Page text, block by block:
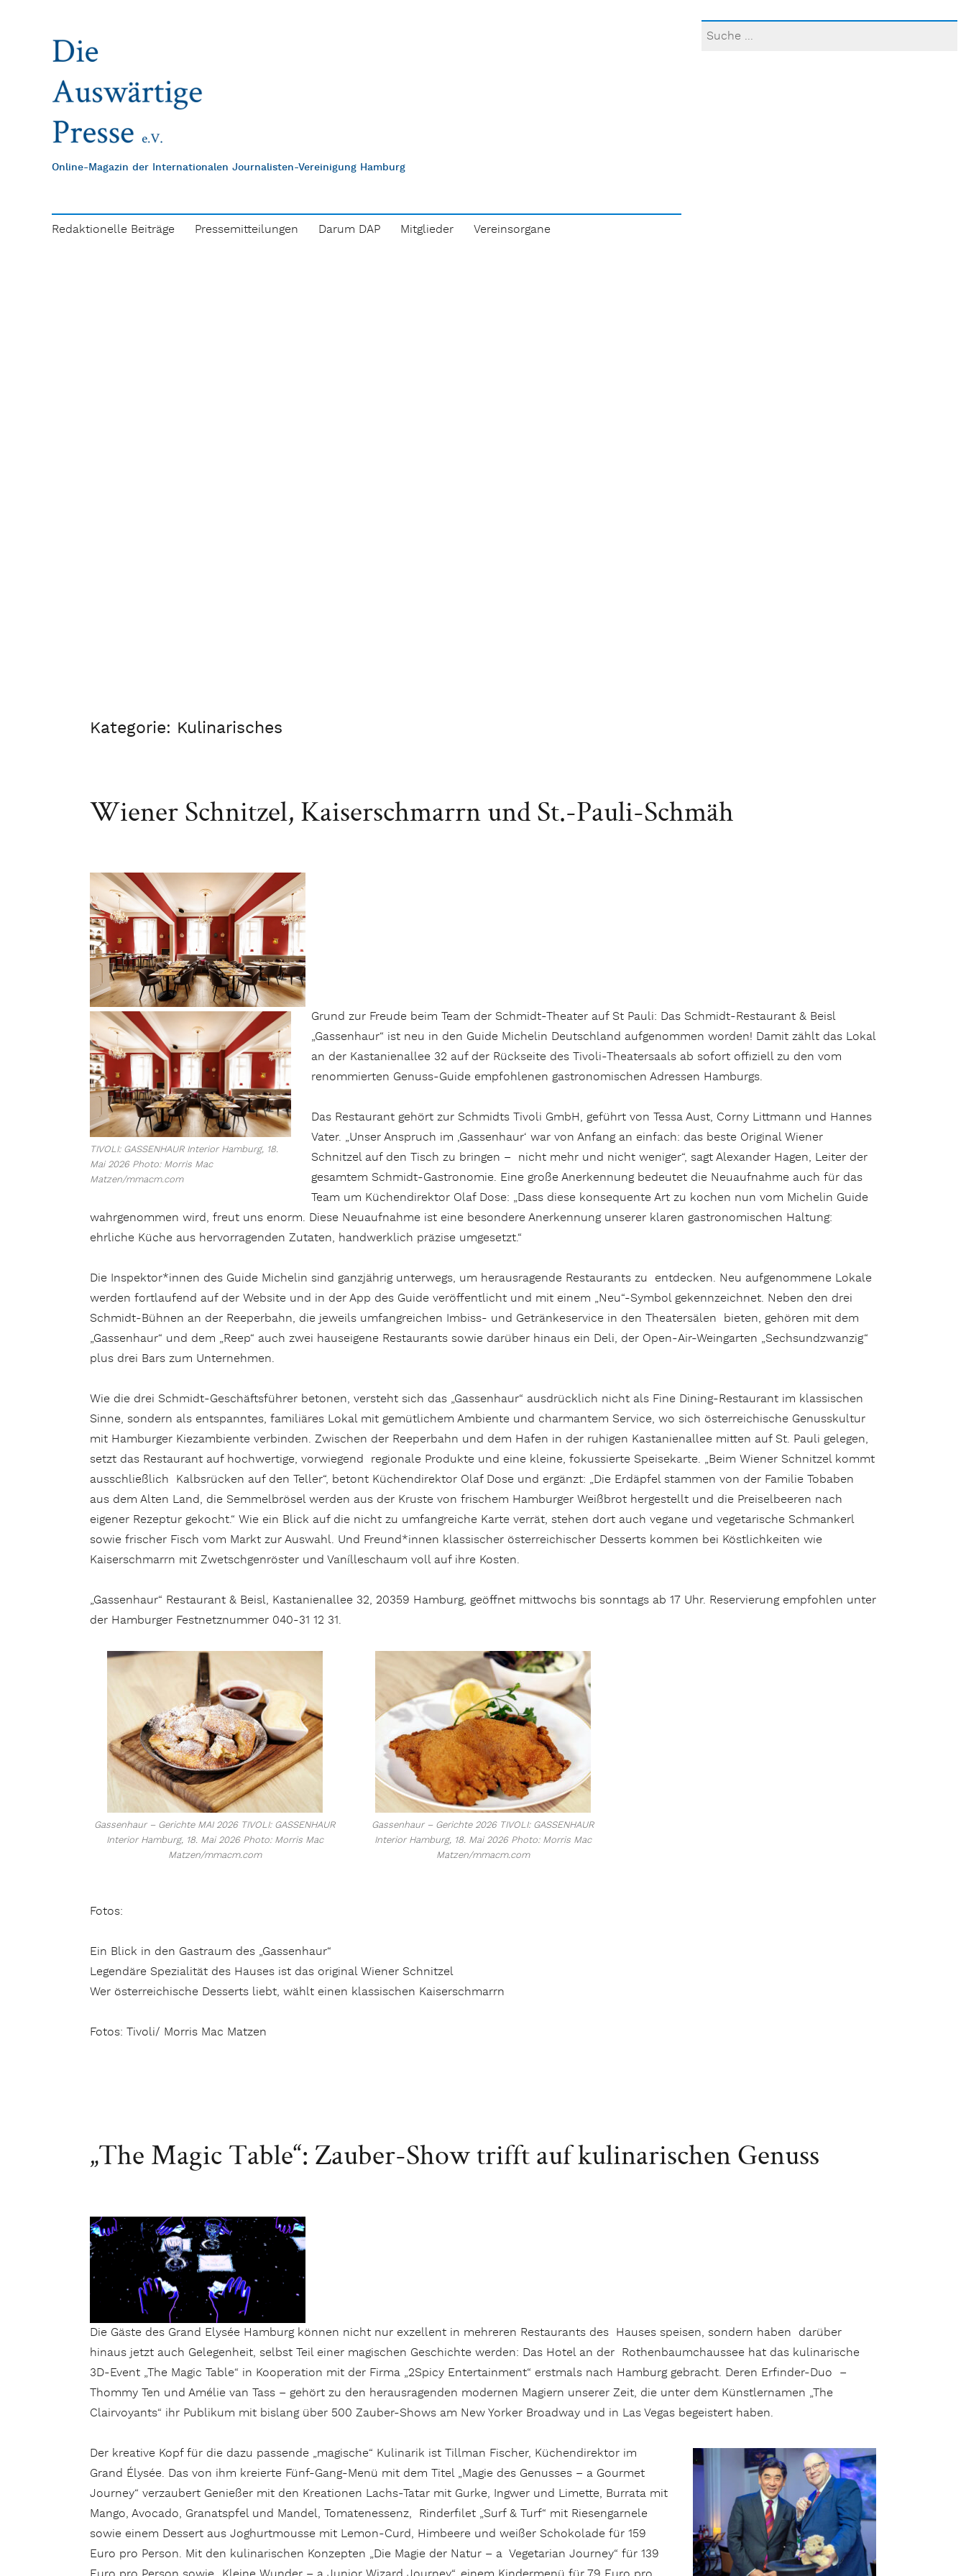
Online-Magazin der Internationalen Journalisten-Vereinigung Hamburg
Redaktionelle Beiträge Pressemitteilungen Darum DAP Mitglieder Vereinsorgane
Kategorie: Kulinarisches
Wiener Schnitzel, Kaiserschmarrn und St.-Pauli-Schmäh
TIVOLI: GASSENHAUR Interior Hamburg, 18.
Mai 2026 Photo: Morris Mac
Matzen/mmacm.com
Grund zur Freude beim Team der Schmidt-Theater auf St Pauli: Das Schmidt-Restaurant & Beisl
„Gassenhaur“ ist neu in den Guide Michelin Deutschland aufgenommen worden! Damit zählt das Lokal
an der Kastanienallee 32 auf der Rückseite des Tivoli-Theatersaals ab sofort offiziell zu den vom
renommierten Genuss-Guide empfohlenen gastronomischen Adressen Hamburgs.
Das Restaurant gehört zur Schmidts Tivoli GmbH, geführt von Tessa Aust, Corny Littmann und Hannes
Vater. „Unser Anspruch im ‚Gassenhaur‘ war von Anfang an einfach: das beste Original Wiener
Schnitzel auf den Tisch zu bringen – nicht mehr und nicht weniger“, sagt Alexander Hagen, Leiter der
gesamtem Schmidt-Gastronomie. Eine große Anerkennung bedeutet die Neuaufnahme auch für das
Team um Küchendirektor Olaf Dose: „Dass diese konsequente Art zu kochen nun vom Michelin Guide
wahrgenommen wird, freut uns enorm. Diese Neuaufnahme ist eine besondere Anerkennung unserer klaren gastronomischen Haltung:
ehrliche Küche aus hervorragenden Zutaten, handwerklich präzise umgesetzt.“
Die Inspektor*innen des Guide Michelin sind ganzjährig unterwegs, um herausragende Restaurants zu entdecken. Neu aufgenommene Lokale
werden fortlaufend auf der Website und in der App des Guide veröffentlicht und mit einem „Neu“-Symbol gekennzeichnet. Neben den drei
Schmidt-Bühnen an der Reeperbahn, die jeweils umfangreichen Imbiss- und Getränkeservice in den Theatersälen bieten, gehören mit dem
„Gassenhaur“ und dem „Reep“ auch zwei hauseigene Restaurants sowie darüber hinaus ein Deli, der Open-Air-Weingarten „Sechsundzwanzig“
plus drei Bars zum Unternehmen.
Wie die drei Schmidt-Geschäftsführer betonen, versteht sich das „Gassenhaur“ ausdrücklich nicht als Fine Dining-Restaurant im klassischen
Sinne, sondern als entspanntes, familiäres Lokal mit gemütlichem Ambiente und charmantem Service, wo sich österreichische Genusskultur
mit Hamburger Kiezambiente verbinden. Zwischen der Reeperbahn und dem Hafen in der ruhigen Kastanienallee mitten auf St. Pauli gelegen,
setzt das Restaurant auf hochwertige, vorwiegend regionale Produkte und eine kleine, fokussierte Speisekarte. „Beim Wiener Schnitzel kommt
ausschließlich Kalbsrücken auf den Teller“, betont Küchendirektor Olaf Dose und ergänzt: „Die Erdäpfel stammen von der Familie Tobaben
aus dem Alten Land, die Semmelbrösel werden aus der Kruste von frischem Hamburger Weißbrot hergestellt und die Preiselbeeren nach
eigener Rezeptur gekocht.“ Wie ein Blick auf die nicht zu umfangreiche Karte verrät, stehen dort auch vegane und vegetarische Schmankerl
sowie frischer Fisch vom Markt zur Auswahl. Und Freund*innen klassischer österreichischer Desserts kommen bei Köstlichkeiten wie
Kaiserschmarrn mit Zwetschgenröster und Vanílleschaum voll auf ihre Kosten.
„Gassenhaur“ Restaurant & Beisl, Kastanienallee 32, 20359 Hamburg, geöffnet mittwochs bis sonntags ab 17 Uhr. Reservierung empfohlen unter
der Hamburger Festnetznummer 040-31 12 31.
Gassenhaur – Gerichte MAI 2026 TIVOLI: GASSENHAUR
Interior Hamburg, 18. Mai 2026 Photo: Morris Mac
Matzen/mmacm.com
Gassenhaur – Gerichte 2026 TIVOLI: GASSENHAUR
Interior Hamburg, 18. Mai 2026 Photo: Morris Mac
Matzen/mmacm.com
Fotos:
Ein Blick in den Gastraum des „Gassenhaur“
Legendäre Spezialität des Hauses ist das original Wiener Schnitzel
Wer österreichische Desserts liebt, wählt einen klassischen Kaiserschmarrn
Fotos: Tivoli/ Morris Mac Matzen
„The Magic Table“: Zauber-Show trifft auf kulinarischen Genuss
Die Gäste des Grand Elysée Hamburg können nicht nur exzellent in mehreren Restaurants des Hauses speisen, sondern haben darüber
hinaus jetzt auch Gelegenheit, selbst Teil einer magischen Geschichte werden: Das Hotel an der Rothenbaumchaussee hat das kulinarische
3D-Event „The Magic Table“ in Kooperation mit der Firma „2Spicy Entertainment“ erstmals nach Hamburg gebracht. Deren Erfinder-Duo –
Thommy Ten und Amélie van Tass – gehört zu den herausragenden modernen Magiern unserer Zeit, die unter dem Künstlernamen „The
Clairvoyants“ ihr Publikum mit bislang über 500 Zauber-Shows am New Yorker Broadway und in Las Vegas begeistert haben.
Der kreative Kopf für die dazu passende „magische“ Kulinarik ist Tillman Fischer, Küchendirektor im
Grand Élysée. Das von ihm kreierte Fünf-Gang-Menü mit dem Titel „Magie des Genusses – a Gourmet
Journey“ verzaubert Genießer mit den Kreationen Lachs-Tatar mit Gurke, Ingwer und Limette, Burrata mit
Mango, Avocado, Granatspfel und Mandel, Tomatenessenz, Rinderfilet „Surf & Turf“ mit Riesengarnele
sowie einem Dessert aus Joghurtmousse mit Lemon-Curd, Himbeere und weißer Schokolade für 159
Euro pro Person. Mit den kulinarischen Konzepten „Die Magie der Natur – a Vegetarian Journey“ für 139